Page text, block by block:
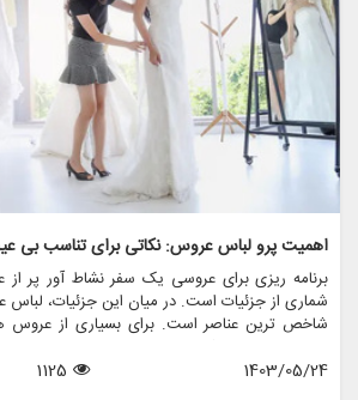
اهمیت پرو لباس عروس: نکاتی برای تناسب بی
برنامه ریزی برای عروسی یک سفر نشاط آور پر
شماری از جزئیات است. در میان این جزئیات،
شاخص ترین عناصر است. برای بسیاری از عروس
و نقص آن در روز بزرگ، نیاز به آماده سازی دقیق
1403/05/24
1125